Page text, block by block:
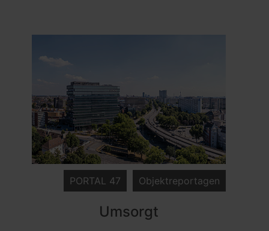
Objektreportagen
PORTAL 47
Umsorgt